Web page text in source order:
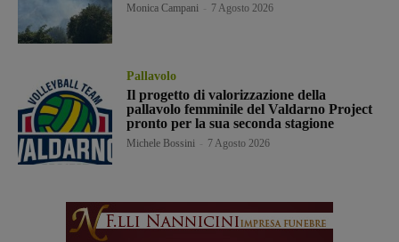
Monica Campani 7 Agosto 2026
Pallavolo
Il progetto di valorizzazione della
pallavolo femminile del Valdarno Project
pronto per la sua seconda stagione
Michele Bossini 7 Agosto 2026